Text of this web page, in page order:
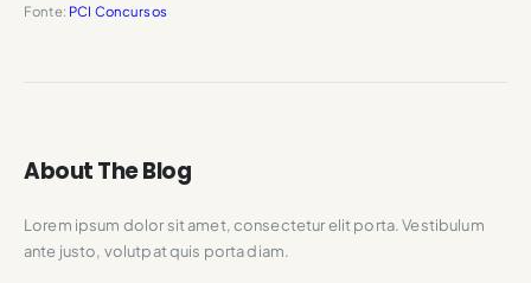
Fonte: PCI Concursos
About The Blog
Lorem ipsum dolor sit amet, consectetur elit porta. Vestibulum
ante justo, volutpat quis porta diam.